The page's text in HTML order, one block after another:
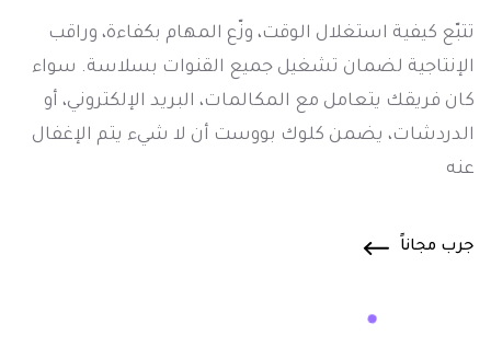
تتبّع كيفية استغلال الوقت، وزّع المهام بكفاءة، وراقب
الإنتاجية لضمان تشغيل جميع القنوات بسلاسة. سواء
كان فريقك يتعامل مع المكالمات، البريد الإلكتروني، أو
الدردشات، يضمن كلوك بووست أن لا شيء يتم الإغفال
عنه
جرب مجاناً